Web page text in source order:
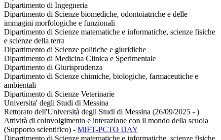
Dipartimento di Ingegneria
Dipartimento di Scienze biomediche, odontoiatriche e delle
immagini morfologiche e funzionali
Dipartimento di Scienze matematiche e informatiche, scienze fisiche
e scienze della terra
Dipartimento di Scienze politiche e giuridiche
Dipartimento di Medicina Clinica e Sperimentale
Dipartimento di Giurisprudenza
Dipartimento di Scienze chimiche, biologiche, farmaceutiche e
ambientali
Dipartimento di Scienze Veterinarie
Universita' degli Studi di Messina
Rettorato dell'Università degli Studi di Messina (26/09/2025 - )
Attività di coinvolgimento e interazione con il mondo della scuola
(Supporto scientifico) - MIFT-PCTO DAY